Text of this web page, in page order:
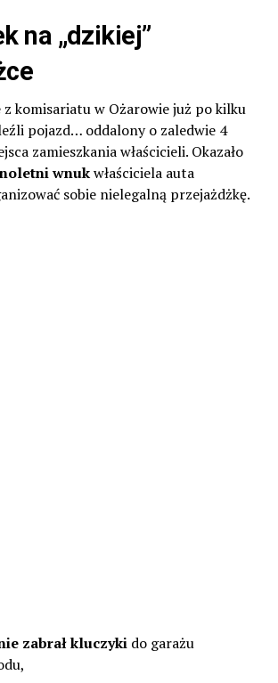
na „dzikiej”
komisariatu w Ożarowie już po kilku
pojazd… oddalony o zaledwie 4
zamieszkania właścicieli. Okazało
wnukwłaściciela auta
sobie nielegalną przejażdżkę.
zabrał kluczykido garażu